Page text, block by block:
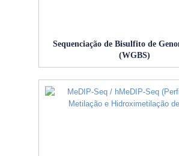
Sequenciação de Bisulfito de
(WGBS)